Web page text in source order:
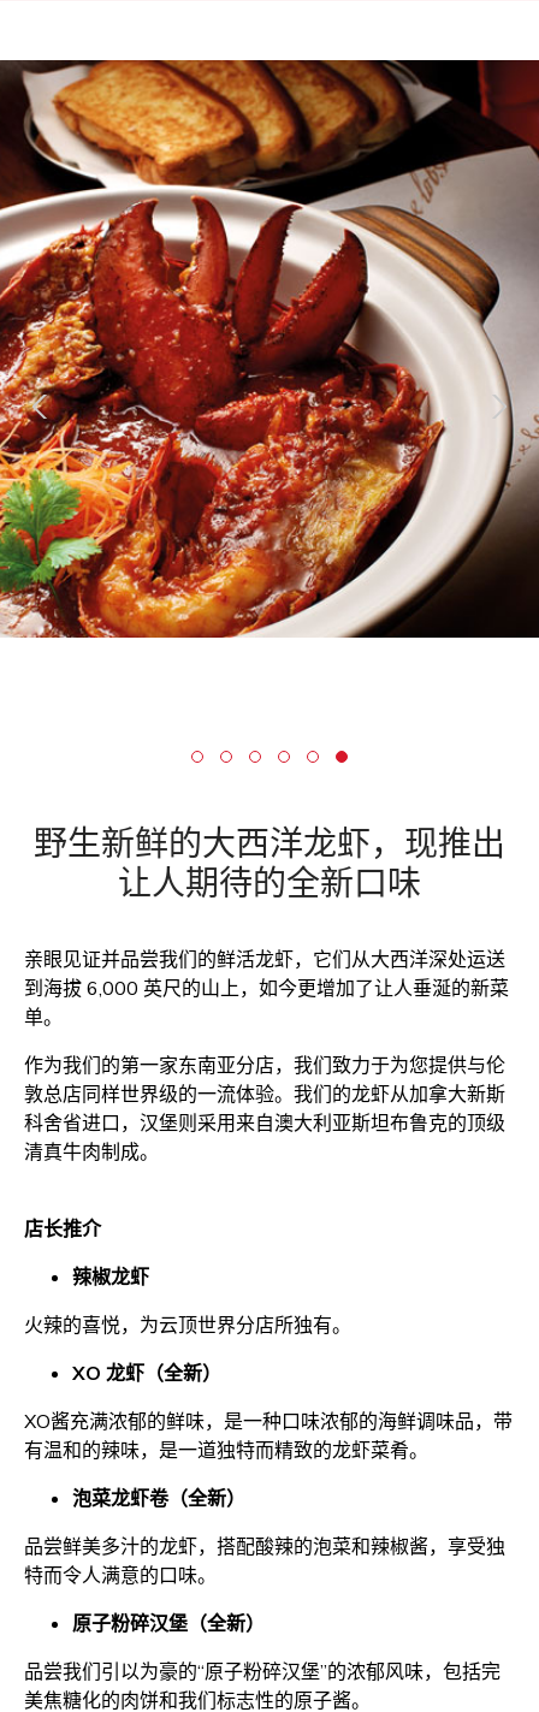
野生新鲜的大西洋龙虾，现推出
让人期待的全新口味
亲眼见证并品尝我们的鲜活龙虾，它们从大西洋深处运送
到海拔 6,000 英尺的山上，如今更增加了让人垂涎的新菜
单。
作为我们的第一家东南亚分店，我们致力于为您提供与伦
敦总店同样世界级的一流体验。我们的龙虾从加拿大新斯
科舍省进口，汉堡则采用来自澳大利亚斯坦布鲁克的顶级
清真牛肉制成。
店长推介
辣椒龙虾
火辣的喜悦，为云顶世界分店所独有。
XO 龙虾（全新）
XO酱充满浓郁的鲜味，是一种口味浓郁的海鲜调味品，带
有温和的辣味，是一道独特而精致的龙虾菜肴。
泡菜龙虾卷（全新）
品尝鲜美多汁的龙虾，搭配酸辣的泡菜和辣椒酱，享受独
特而令人满意的口味。
原子粉碎汉堡（全新）
品尝我们引以为豪的“原子粉碎汉堡”的浓郁风味，包括完
美焦糖化的肉饼和我们标志性的原子酱。